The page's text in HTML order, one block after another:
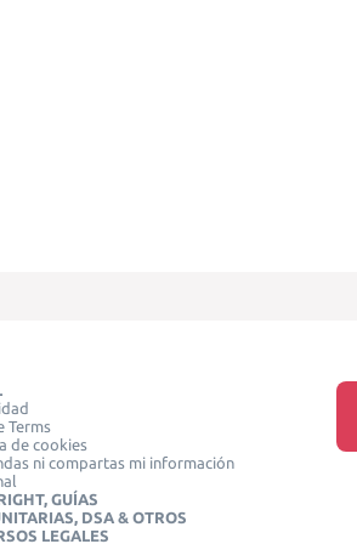
Terms
de cookies
ni compartas mi información
GUÍAS
DSA & OTROS
LEGALES